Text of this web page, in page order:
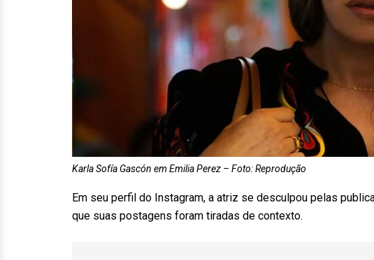
Karla Sofía Gascón em Emilia Perez – Foto: Reprodução
Em seu perfil do Instagram, a atriz se desculpou pelas
que suas postagens foram tiradas de contexto.